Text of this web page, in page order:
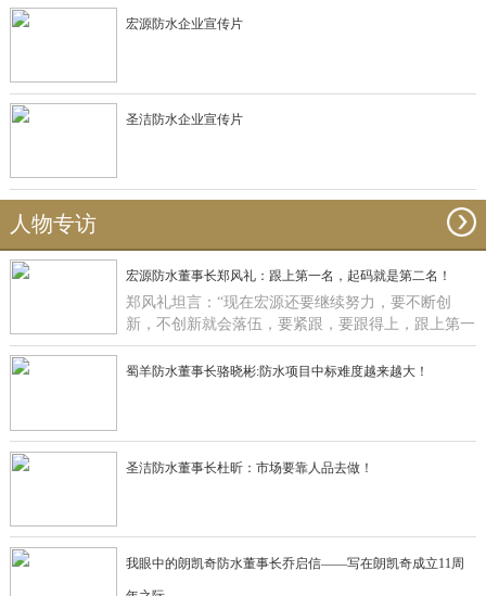
宏源防水企业宣传片
圣洁防水企业宣传片
人物专访
宏源防水董事长郑风礼：跟上第一名，起码就是第二名！
郑风礼坦言：“现在宏源还要继续努力，要不断创
新，不创新就会落伍，要紧跟，要跟得上，跟上第一
名，起码就是第二名了”。
蜀羊防水董事长骆晓彬:防水项目中标难度越来越大！
圣洁防水董事长杜昕：市场要靠人品去做！
我眼中的朗凯奇防水董事长乔启信——写在朗凯奇成立11周